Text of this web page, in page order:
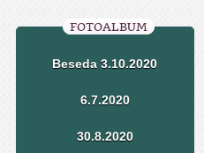
FOTOALBUM
Beseda 3.10.2020
6.7.2020
30.8.2020